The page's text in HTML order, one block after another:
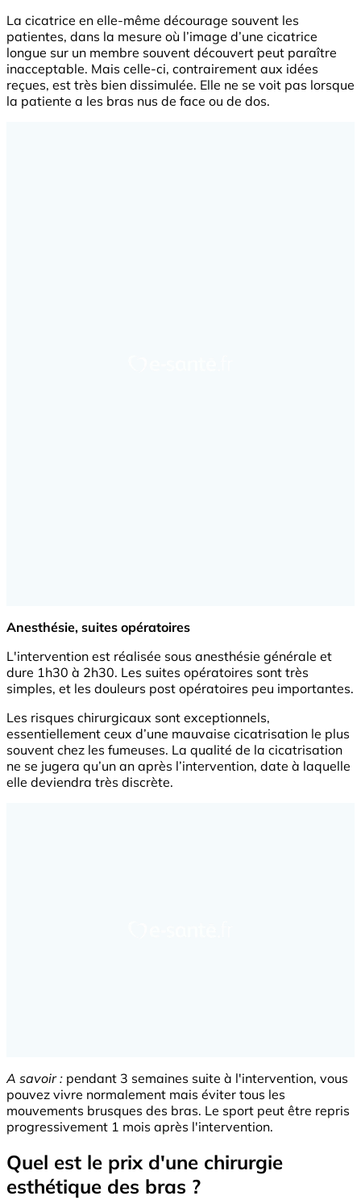
La cicatrice en elle-même décourage souvent les
patientes, dans la mesure où l’image d’une cicatrice
longue sur un membre souvent découvert peut paraître
inacceptable. Mais celle-ci, contrairement aux idées
reçues, est très bien dissimulée. Elle ne se voit pas lorsque
la patiente a les bras nus de face ou de dos.
Anesthésie, suites opératoires
L'intervention est réalisée sous anesthésie générale et
dure 1h30 à 2h30. Les suites opératoires sont très
simples, et les douleurs post opératoires peu importantes.
Les risques chirurgicaux sont exceptionnels,
essentiellement ceux d’une mauvaise cicatrisation le plus
souvent chez les fumeuses. La qualité de la cicatrisation
ne se jugera qu’un an après l’intervention, date à laquelle
elle deviendra très discrète.
A savoir : pendant 3 semaines suite à l'intervention, vous
pouvez vivre normalement mais éviter tous les
mouvements brusques des bras. Le sport peut être repris
progressivement 1 mois après l'intervention.
Quel est le prix d'une chirurgie
esthétique des bras ?